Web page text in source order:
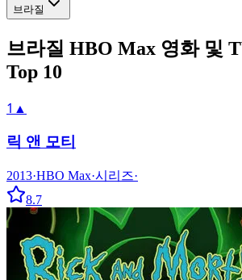
브라질
브라질 HBO Max 영화 및
Top 10
1 ▲
릭 앤 모티
2013·HBO Max·시리즈·
8.7